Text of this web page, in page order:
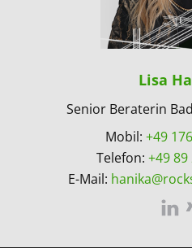
Lisa
Senior Beraterin
Mobil: +49
Telefon: +49 89
E-Mail: